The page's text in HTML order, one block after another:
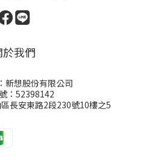
於我們
新想股份有限公司
：52398142
長安東路2段230號10樓之5